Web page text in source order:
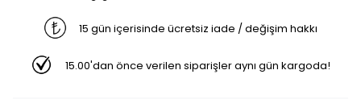
15 gün içerisinde ücretsiz iade / değişim hakkı
15.00'dan önce verilen siparişler aynı gün kargoda!